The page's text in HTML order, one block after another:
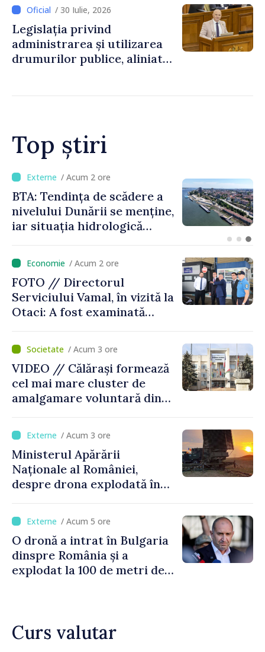
/ 30 Iulie, 2026
Legislația privind
administrarea și utilizarea
drumurilor publice, aliniată
Top știri
/ Acum 14 minute
Energocom a asigurat
necesarul de energie
electrică pentru 8 august.
cetățenii să reducă
consumul în orele de vârf
/ Acum 2 ore
FOTO // Directorul
Serviciului Vamal, în vizită la
Otaci: A fost examinată
control vamal cu un scanner
performant/ Acum 3 ore
VIDEO // Călărași formează
cel mai mare cluster de
amalgamare voluntară din
orășenesc a aprobat decizia
finală
/ Acum 3 ore
Ministerul Apărării
Naționale al României,
despre drona explodată în
nu au detectat niciun
vehicul aerian”
/ Acum 5 ore
O dronă a intrat în Bulgaria
dinspre România și a
explodat la 100 de metri de
Curs valutar